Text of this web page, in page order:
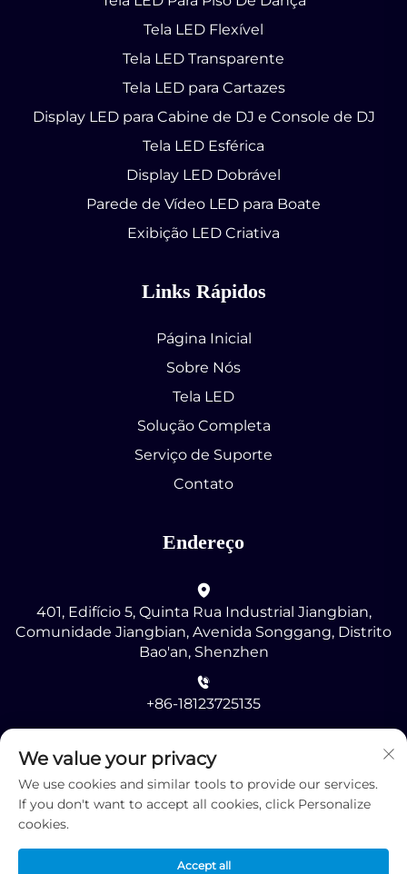
Tela LED Flexível
Tela LED Transparente
Tela LED para Cartazes
Display LED para Cabine de DJ e Console de DJ
Tela LED Esférica
Display LED Dobrável
Parede de Vídeo LED para Boate
Exibição LED Criativa
Links Rápidos
Página Inicial
Sobre Nós
Tela LED
Solução Completa
Serviço de Suporte
Contato
Endereço
401, Edifício 5, Quinta Rua Industrial Jiangbian,
Comunidade Jiangbian, Avenida Songgang, Distrito
Bao'an, Shenzhen
+86-18123725135
[email protected]
We value your privacy
We use cookies and similar tools to provide our services.
If you don't want to accept all cookies, click Personalize
cookies.
Accept all